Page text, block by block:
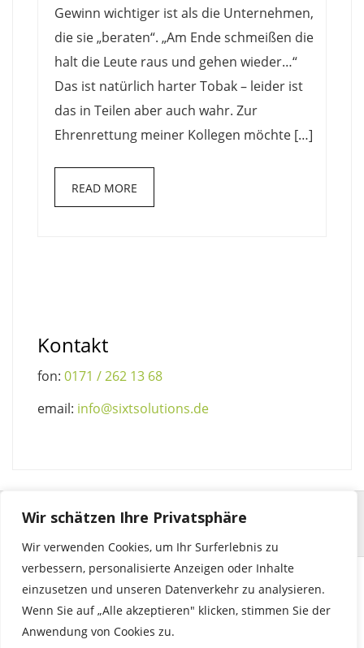
Wir schätzen Ihre Privatsphäre
Wir verwenden Cookies, um Ihr Surferlebnis zu
verbessern, personalisierte Anzeigen oder Inhalte
einzusetzen und unseren Datenverkehr zu analysieren.
Wenn Sie auf „Alle akzeptieren" klicken, stimmen Sie der
Anwendung von Cookies zu.
Gewinn wichtiger ist als die Unternehmen,
die sie „beraten“. „Am Ende schmeißen die
halt die Leute raus und gehen wieder…“
Das ist natürlich harter Tobak – leider ist
das in Teilen aber auch wahr. Zur
Ehrenrettung meiner Kollegen möchte […]
READ MORE
Kontakt
fon: 0171 / 262 13 68
email: info@sixtsolutions.de
© 2023 by sixtsolutions | seehalde 29 | 71364 winnenden |
info@sixtsolutions.de